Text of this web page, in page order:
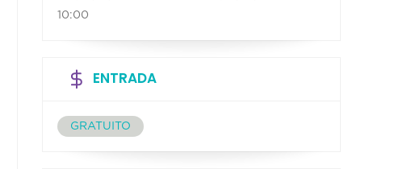
10:00
ENTRADA
GRATUITO